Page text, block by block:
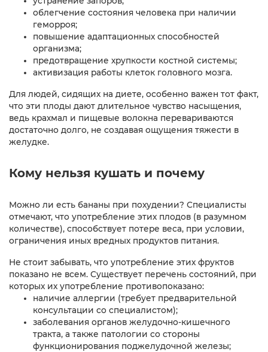
облегчение состояния человека при наличии
геморроя;
повышение адаптационных способностей
организма;
предотвращение хрупкости костной системы;
активизация работы клеток головного мозга.
Для людей, сидящих на диете, особенно важен тот факт,
что эти плоды дают длительное чувство насыщения,
ведь крахмал и пищевые волокна перевариваются
достаточно долго, не создавая ощущения тяжести в
желудке.
Кому нельзя кушать и почему
Можно ли есть бананы при похудении? Специалисты
отмечают, что употребление этих плодов (в разумном
количестве), способствует потере веса, при условии,
ограничения иных вредных продуктов питания.
Не стоит забывать, что употребление этих фруктов
показано не всем. Существует перечень состояний, при
которых их употребление противопоказано:
наличие аллергии (требует предварительной
консультации со специалистом);
заболевания органов желудочно-кишечного
тракта, а также патологии со стороны
функционирования поджелудочной железы;